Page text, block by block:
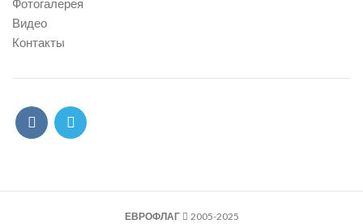
Фотогалерея
Видео
Контакты
ЕВРОФЛАГ 2005-2025